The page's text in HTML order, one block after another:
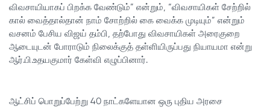
விவசாயியாகப் பிறக்க வேண்டும்” என்றும், “விவசாயிகள் சேற்றில்
கால் வைத்தால்தான் நாம் சோற்றில் கை வைக்க முடியும்” என்றும்
வசனம் பேசிய விஜய் தம்பி, தற்போது விவசாயிகள் அரைகுறை
ஆடையுடன் போராடும் நிலைக்குத் தள்ளியிருப்பது நியாயமா என்று
ஆர்.பி.உதயகுமார் கேள்வி எழுப்பினார்.
ஆட்சிப் பொறுப்பேற்று 40 நாட்களேயான ஒரு புதிய அரசை